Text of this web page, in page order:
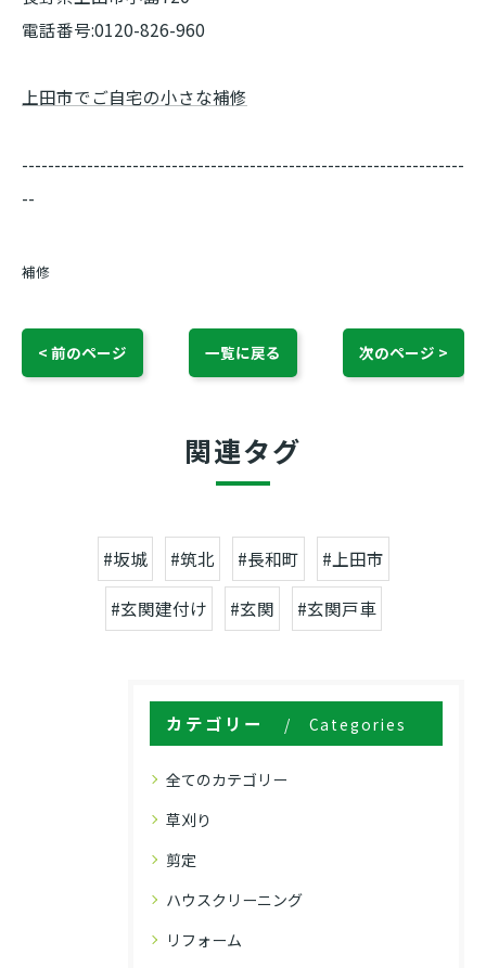
電話番号:0120-826-960
上田市でご自宅の小さな補修
--------------------------------------------------------------------
--
補修
< 前のページ 一覧に戻る 次のページ >
関連タグ
#坂城 #筑北 #長和町 #上田市
#玄関建付け #玄関 #玄関戸車
カテゴリー Categories
全てのカテゴリー
草刈り
剪定
ハウスクリーニング
リフォーム